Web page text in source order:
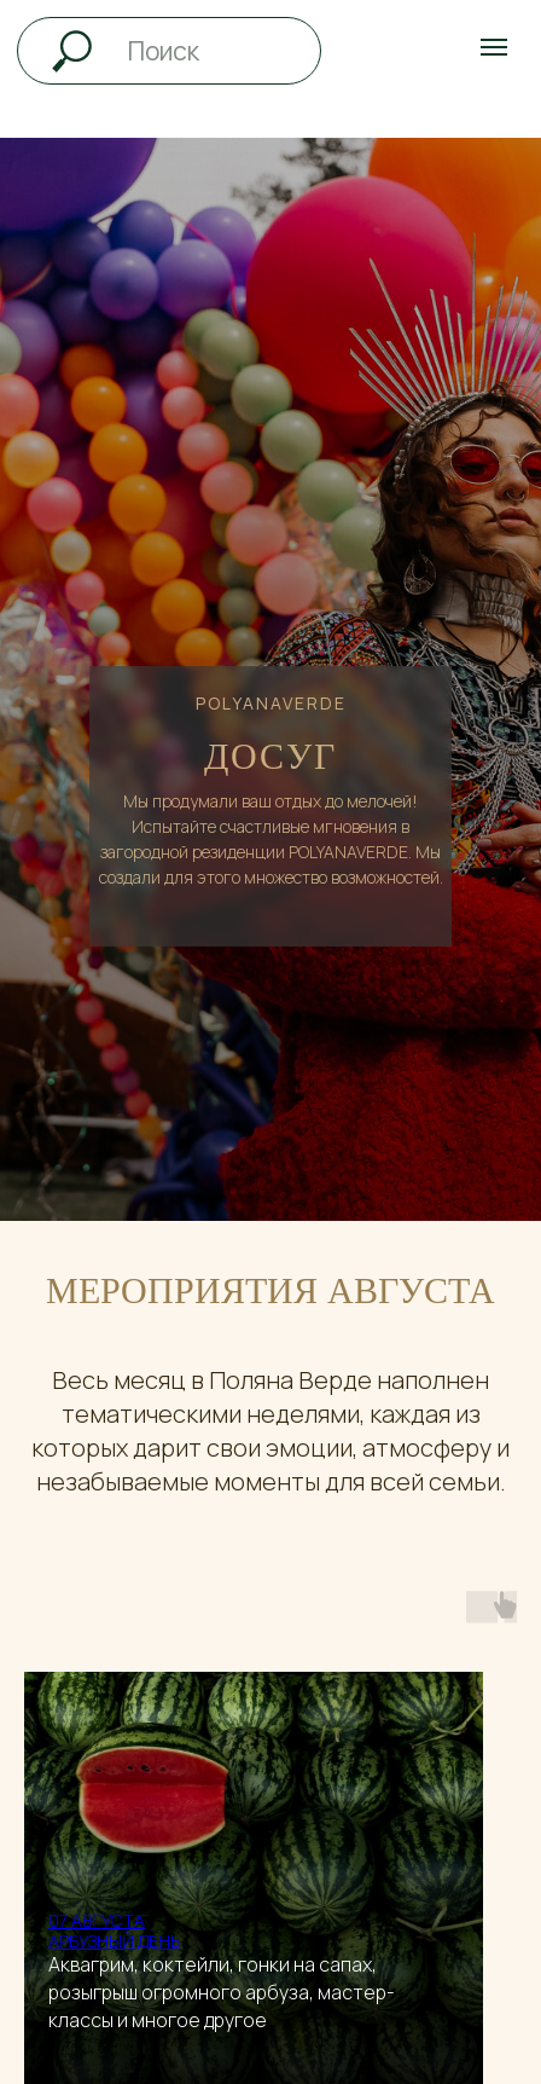
POLYANAVERDE
ДОСУГ
Мы продумали ваш отдых до мелочей!
Испытайте счастливые мгновения в
загородной резиденции POLYANAVERDE. Мы
создали для этого множество возможностей.
МЕРОПРИЯТИЯ АВГУСТА
Весь месяц в Поляна Верде наполнен
тематическими неделями, каждая из
которых дарит свои эмоции, атмосферу и
незабываемые моменты для всей семьи.
07 АВГУСТА
АРБУЗНЫЙ ДЕНЬ
Аквагрим, коктейли, гонки на сапах,
розыгрыш огромного арбуза, мастер-
классы и многое другое